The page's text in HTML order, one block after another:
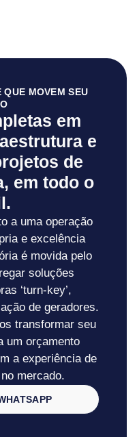
QUE MOVEM SEU
em
e
de
em todo o
a uma operação
e excelência
é movida pelo
soluções
‘turn-key’,
de geradores.
transformar seu
um orçamento
a experiência de
mercado.